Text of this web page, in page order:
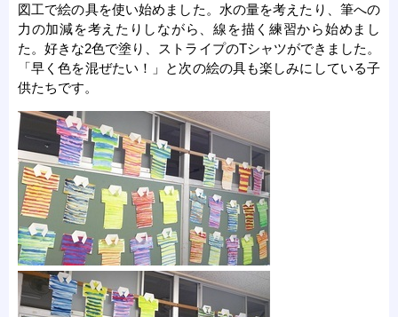
図工で絵の具を使い始めました。水の量を考えたり、筆への
力の加減を考えたりしながら、線を描く練習から始めまし
た。好きな2色で塗り、ストライプのTシャツができました。
「早く色を混ぜたい！」と次の絵の具も楽しみにしている子
供たちです。